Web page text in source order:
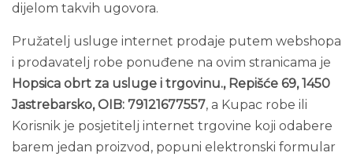
dijelom takvih ugovora.
Pružatelj usluge internet prodaje putem webshopa
i prodavatelj robe ponuđene na ovim stranicama je
Hopsica obrt za usluge i trgovinu., Repišće 69, 1450
Jastrebarsko, OIB: 79121677557, a Kupac robe ili
Korisnik je posjetitelj internet trgovine koji odabere
barem jedan proizvod, popuni elektronski formular